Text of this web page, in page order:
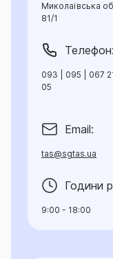
Миколаївська
81/1
Телефон:
093 | 095 | 067
05
Email:
tas@sgtas.ua
Години
9:00 - 18:00